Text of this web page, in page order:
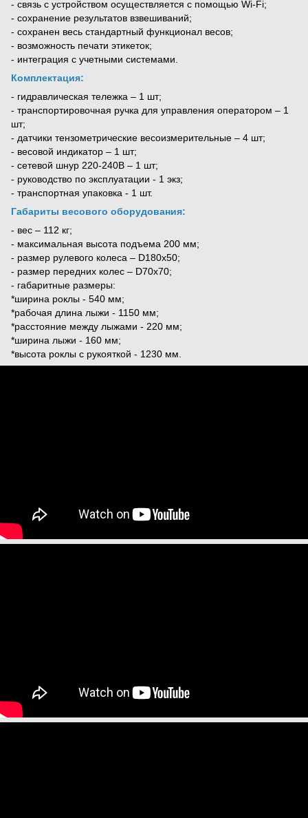
- связь с устройством осуществляется с помощью Wi-Fi;
- сохранение результатов взвешиваний;
- сохранен весь стандартный функционал весов;
- возможность печати этикеток;
- интеграция с учетными системами.
Комплектация:
- гидравлическая тележка – 1 шт;
- транспортировочная ручка для управления оператором – 1
шт;
- датчики тензометрические весоизмерительные – 4 шт;
- весовой индикатор – 1 шт;
- сетевой шнур 220-240В – 1 шт;
- руководство по эксплуатации - 1 экз;
- транспортная упаковка - 1 шт.
Габариты весового оборудования:
- вес – 112 кг;
- максимальная высота подъема 200 мм;
- размер рулевого колеса – D180х50;
- размер передних колес – D70x70;
- габаритные размеры:
*ширина роклы - 540 мм;
*рабочая длина лыжи - 1150 мм;
*расстояние между лыжами - 220 мм;
*ширина лыжи - 160 мм;
*высота роклы с рукояткой - 1230 мм.